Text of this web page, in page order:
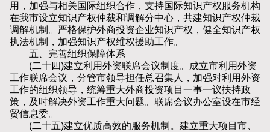
用，加强与相关国际组织合作，支持国际知识产权服务机构
在我市设立知识产权仲裁和调解分中心，共建知识产权仲裁
调解机制。严格保护外商投资企业知识产权，健全知识产权
执法机制，加强知识产权维权援助工作。
五、完善组织保障体系
(二十四)建立利用外资联席会议制度。成立市利用外资
工作联席会议，分管市领导担任总召集人，加强对利用外资
工作的组织领导，统筹重大外商投资项目一事一议扶持政
策，及时解决外资工作重大问题。联席会议办公室设在市经
贸信息委。
(二十五)建立优质高效的服务机制。建立重大项目市、